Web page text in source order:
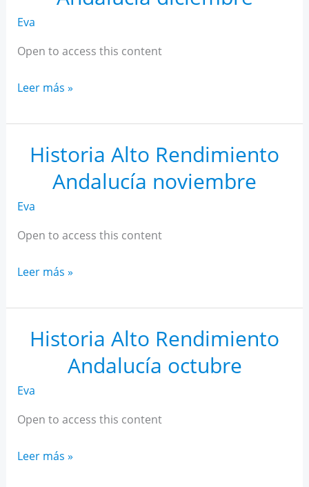
Eva
Open to access this content
Historia
Rendimiento
Andalucía
diciembre
Leer más »
Historia Alto Rendimiento
Andalucía noviembre
Eva
Open to access this content
Historia
Rendimiento
Andalucía
noviembre
Leer más »
Historia Alto Rendimiento
Andalucía octubre
Eva
Open to access this content
Historia
Leer más »